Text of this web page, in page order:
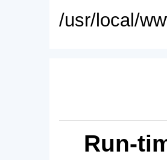
/usr/local/
Run-